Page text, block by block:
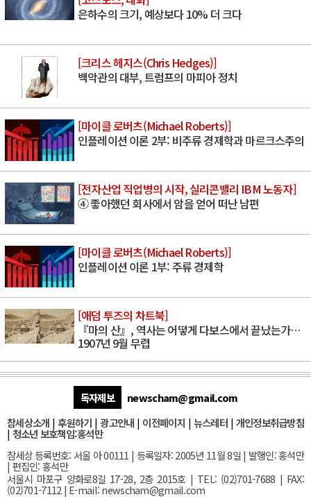
은하수의 크기, 예상보다 10% 더 크다
[크리스 헤지스(Chris Hedges)]
백악관의 대부, 트럼프의 마피아 정치
[마이클 로버츠(Michael Roberts)]
인플레이션 이론 2부: 비주류 경제학과 마르크스주의
[전자산업 직업병의 시작, 실리콘밸리 IBM 노동자]
④ 좋아했던 회사에서 암을 얻어 떠난 남편
[마이클 로버츠(Michael Roberts)]
인플레이션 이론 1부: 주류 경제학
[애덤 투즈의 차트북]
『마의 산』, 역사는 어떻게 다보스에서 끝났는가…
1907년 9월 무렵
독자제보
newscham@gmail.com
참세상소개 | 후원하기 |광고안내 | 이전페이지 | 뉴스레터| 개인정보취급방침
| 청소년 보호책임:홍석만
참세상 등록번호: 서울 아 00111 | 등록일자: 2005년 11월 8일 | 발행인: 홍석만
| 편집인: 홍석만
서울시 마포구 양화로8길 17-28, 2층 2015호| TEL: (02)701-7688 | FAX:
(02)701-7112 | E-mail:newscham@gmail.com